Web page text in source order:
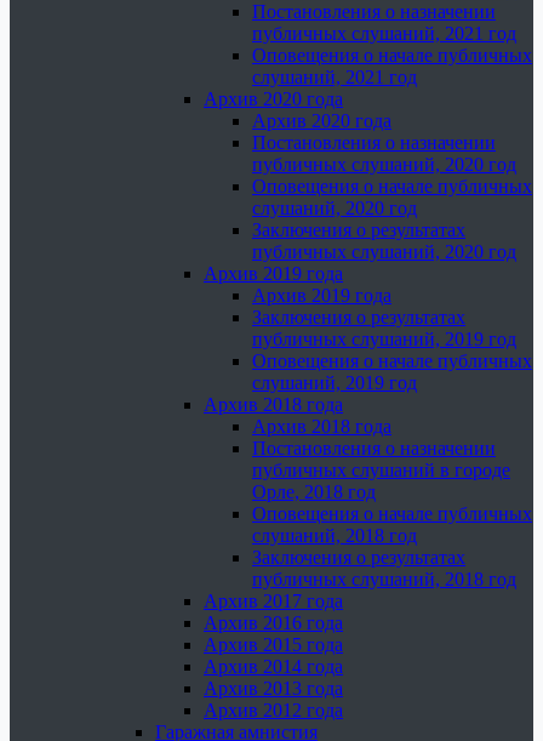
Постановления о назначении
публичных слушаний, 2021 год
Оповещения о начале публичных
слушаний, 2021 год
Архив 2020 года
Архив 2020 года
Постановления о назначении
публичных слушаний, 2020 год
Оповещения о начале публичных
слушаний, 2020 год
Заключения о результатах
публичных слушаний, 2020 год
Архив 2019 года
Архив 2019 года
Заключения о результатах
публичных слушаний, 2019 год
Оповещения о начале публичных
слушаний, 2019 год
Архив 2018 года
Архив 2018 года
Постановления о назначении
публичных слушаний в городе
Орле, 2018 год
Оповещения о начале публичных
слушаний, 2018 год
Заключения о результатах
публичных слушаний, 2018 год
Архив 2017 года
Архив 2016 года
Архив 2015 года
Архив 2014 года
Архив 2013 года
Архив 2012 года
Гаражная амнистия